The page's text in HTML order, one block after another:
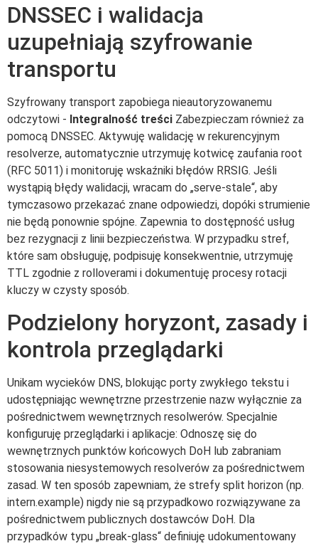
DNSSEC i walidacja
uzupełniają szyfrowanie
transportu
Szyfrowany transport zapobiega nieautoryzowanemu
odczytowi - Integralność treści Zabezpieczam również za
pomocą DNSSEC. Aktywuję walidację w rekurencyjnym
resolverze, automatycznie utrzymuję kotwicę zaufania root
(RFC 5011) i monitoruję wskaźniki błędów RRSIG. Jeśli
wystąpią błędy walidacji, wracam do „serve-stale“, aby
tymczasowo przekazać znane odpowiedzi, dopóki strumienie
nie będą ponownie spójne. Zapewnia to dostępność usług
bez rezygnacji z linii bezpieczeństwa. W przypadku stref,
które sam obsługuję, podpisuję konsekwentnie, utrzymuję
TTL zgodnie z rolloverami i dokumentuję procesy rotacji
kluczy w czysty sposób.
Podzielony horyzont, zasady i
kontrola przeglądarki
Unikam wycieków DNS, blokując porty zwykłego tekstu i
udostępniając wewnętrzne przestrzenie nazw wyłącznie za
pośrednictwem wewnętrznych resolwerów. Specjalnie
konfiguruję przeglądarki i aplikacje: Odnoszę się do
wewnętrznych punktów końcowych DoH lub zabraniam
stosowania niesystemowych resolverów za pośrednictwem
zasad. W ten sposób zapewniam, że strefy split horizon (np.
intern.example) nigdy nie są przypadkowo rozwiązywane za
pośrednictwem publicznych dostawców DoH. Dla
przypadków typu „break-glass“ definiuję udokumentowany